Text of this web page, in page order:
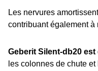
Les nervures
contribuant également
Geberit Silent-db20
les colonnes de chute